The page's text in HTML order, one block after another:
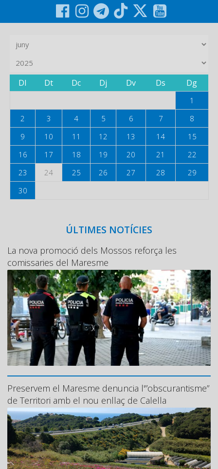
Dl Dt Dc Dj Dv Ds Dg
1
2
3 4 5 6 7
8
9
10 11 12 13 14
15
16
17 18 19 20 21
22
23
24 25 26 27 28
29
30
ÚLTIMES NOTÍCIES
La nova promoció dels Mossos reforça les
comissaries del Maresme
Preservem el Maresme denuncia l'”obscurantisme”
de Territori amb el nou enllaç de Calella